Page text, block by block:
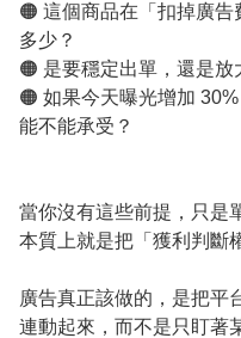
🟠 這個商品在「扣掉廣
多少？
🟠 是要穩定出單，還是放
🟠 如果今天曝光增加
能不能承受？
當你沒有這些前提，只是
本質上就是把「獲利判斷
廣告真正該做的，是把平
連動起來，而不是只盯著